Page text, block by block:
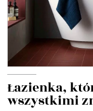
Łazienka,
wszystkimi